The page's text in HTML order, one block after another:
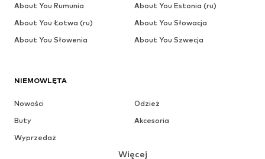
NIEMOWLĘTA
Nowości
Odzież
Buty
Akcesoria
Wyprzedaż
Więcej
About You Rumunia
About You Estonia (ru)
About You Łotwa (ru)
About You Słowacja
About You Słowenia
About You Szwecja